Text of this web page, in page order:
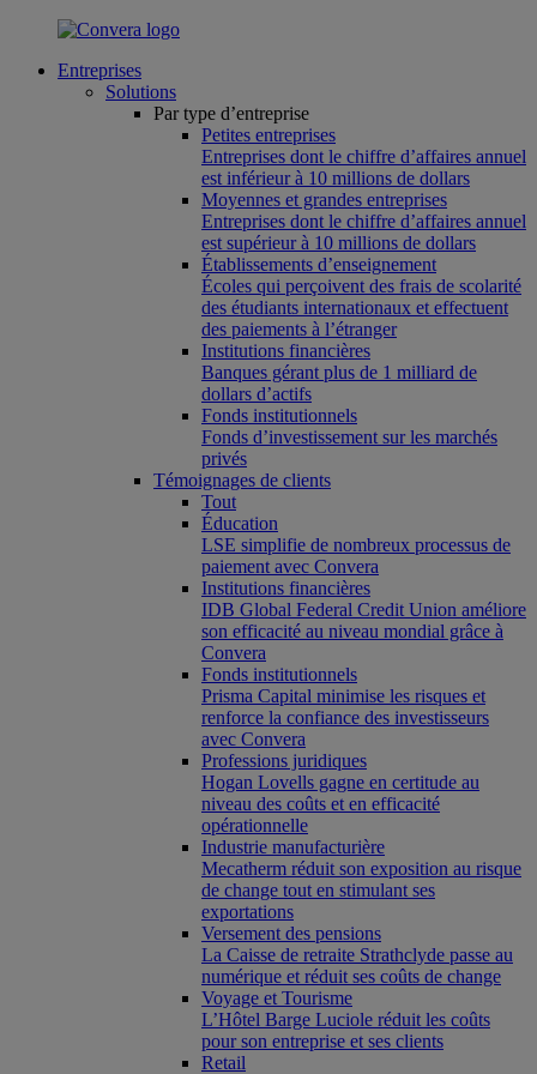
Entreprises
Solutions
Par type d’entreprise
Petites entreprises
Entreprises dont le chiffre d’affaires annuel
est inférieur à 10 millions de dollars
Moyennes et grandes entreprises
Entreprises dont le chiffre d’affaires annuel
est supérieur à 10 millions de dollars
Établissements d’enseignement
Écoles qui perçoivent des frais de scolarité
des étudiants internationaux et effectuent
des paiements à l’étranger
Institutions financières
Banques gérant plus de 1 milliard de
dollars d’actifs
Fonds institutionnels
Fonds d’investissement sur les marchés
privés
Témoignages de clients
Tout
Éducation
LSE simplifie de nombreux processus de
paiement avec Convera
Institutions financières
IDB Global Federal Credit Union améliore
son efficacité au niveau mondial grâce à
Convera
Fonds institutionnels
Prisma Capital minimise les risques et
renforce la confiance des investisseurs
avec Convera
Professions juridiques
Hogan Lovells gagne en certitude au
niveau des coûts et en efficacité
opérationnelle
Industrie manufacturière
Mecatherm réduit son exposition au risque
de change tout en stimulant ses
exportations
Versement des pensions
La Caisse de retraite Strathclyde passe au
numérique et réduit ses coûts de change
Voyage et Tourisme
L’Hôtel Barge Luciole réduit les coûts
pour son entreprise et ses clients
Retail